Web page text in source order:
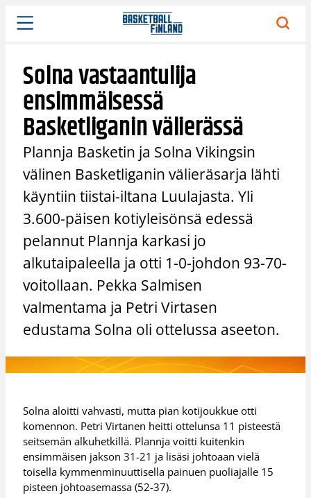
Siirry
sisältöön
Solna vastaantulija
ensimmäisessä
Basketliganin välierässä
Plannja Basketin ja Solna Vikingsin
välinen Basketliganin välieräsarja lähti
käyntiin tiistai-iltana Luulajasta. Yli
3.600-päisen kotiyleisönsä edessä
pelannut Plannja karkasi jo
alkutaipaleella ja otti 1-0-johdon 93-70-
voitollaan. Pekka Salmisen
valmentama ja Petri Virtasen
edustama Solna oli ottelussa aseeton.
Solna aloitti vahvasti, mutta pian kotijoukkue otti
komennon. Petri Virtanen heitti ottelunsa 11 pisteestä
seitsemän alkuhetkillä. Plannja voitti kuitenkin
ensimmäisen jakson 31-21 ja lisäsi johtoaan vielä
toisella kymmenminuuttisella painuen puoliajalle 15
pisteen johtoasemassa (52-37).